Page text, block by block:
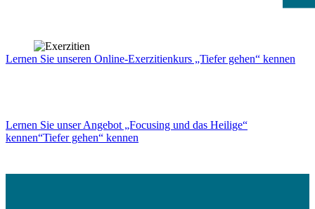
Lernen Sie unseren Online-Exerzitienkurs „Tiefer gehen“ kennen
Lernen Sie unser Angebot „Focusing und das Heilige“
kennen“Tiefer gehen“ kennen